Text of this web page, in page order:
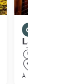
Circuits
La Route
À partir de